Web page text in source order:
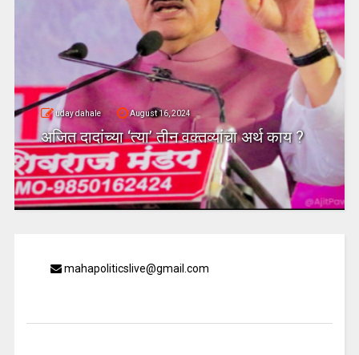
uday dahale August 16, 2024
अजित दादांच्या ‘त्या’ तीन वक्तव्यांचा अर्थ काय ?
mahapoliticslive@gmail.com